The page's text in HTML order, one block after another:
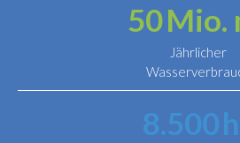
50Mio.
Jährlicher
8.500